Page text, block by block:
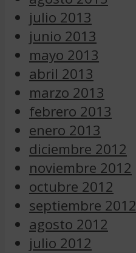
julio 2013
junio 2013
mayo 2013
abril 2013
marzo 2013
febrero 2013
enero 2013
diciembre 2012
noviembre 2012
octubre 2012
septiembre 2012
agosto 2012
julio 2012